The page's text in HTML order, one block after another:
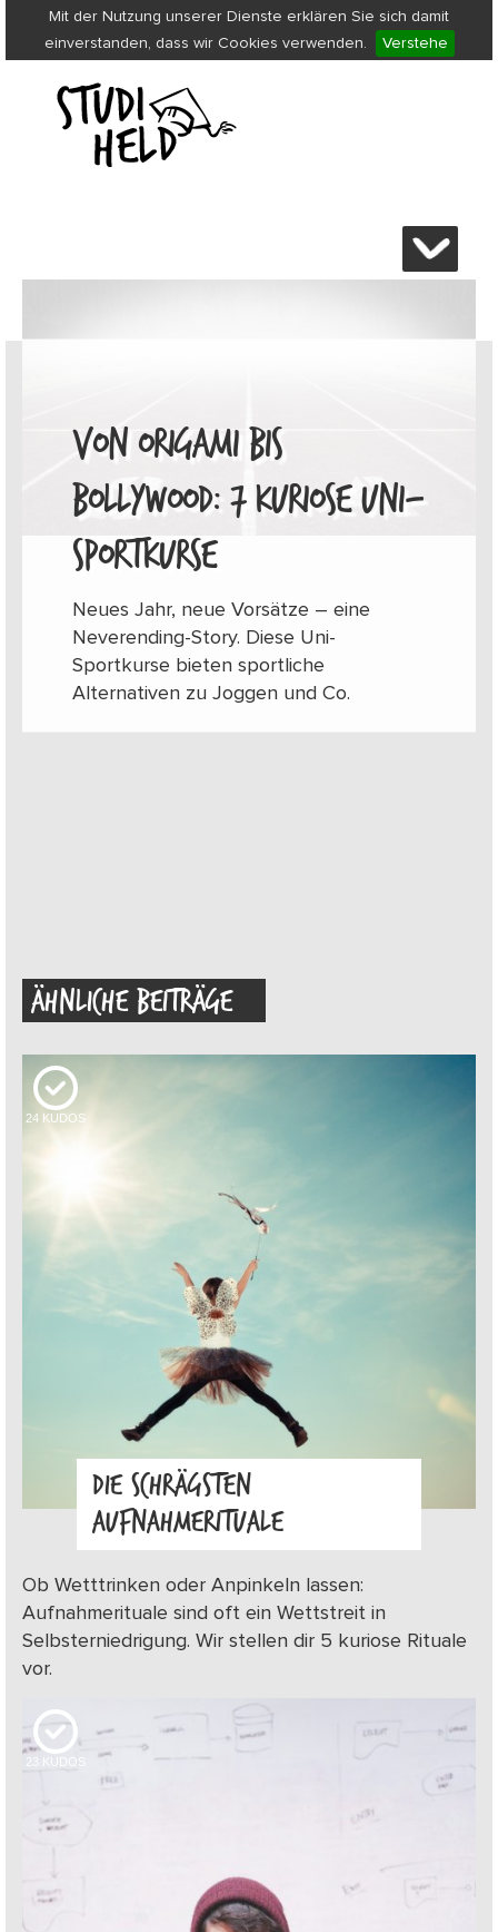
Mit der Nutzung unserer Dienste erklären Sie sich damit
einverstanden, dass wir Cookies verwenden.
Verstehe
VON ORIGAMI BIS
BOLLYWOOD: 7 KURIOSE UNI-
SPORTKURSE
Neues Jahr, neue Vorsätze – eine
Neverending-Story. Diese Uni-
Sportkurse bieten sportliche
Alternativen zu Joggen und Co.
ÄHNLICHE BEITRÄGE
24 KUDOS
DIE SCHRÄGSTEN
AUFNAHMERITUALE
Ob Wetttrinken oder Anpinkeln lassen:
Aufnahmerituale sind oft ein Wettstreit in
Selbsterniedrigung. Wir stellen dir 5 kuriose Rituale
vor.
23 KUDOS